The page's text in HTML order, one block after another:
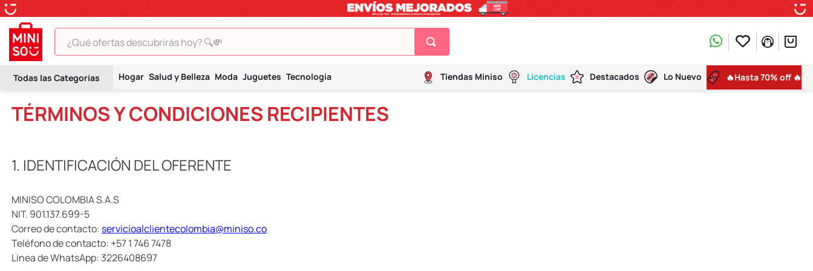
¿Qué ofertas descubrirás hoy? 🔍💸
Hogar Salud y Belleza Moda Juguetes Tecnología Tiendas Miniso Licencias Destacados Lo Nuevo 🔥Hasta 70% off 🔥
TÉRMINOS Y CONDICIONES RECIPIENTES
1. IDENTIFICACIÓN DEL OFERENTE
MINISO COLOMBIA S.A.S
NIT. 901.137.699-5
Correo de contacto: servicioalclientecolombia@miniso.co
Teléfono de contacto: +57 1 746 7478
Línea de WhatsApp: 3226408697
TÉRMINOS MÁS BUSCADOS
2.
hello kitty
5.
termo
8.
termos
9.
one piece